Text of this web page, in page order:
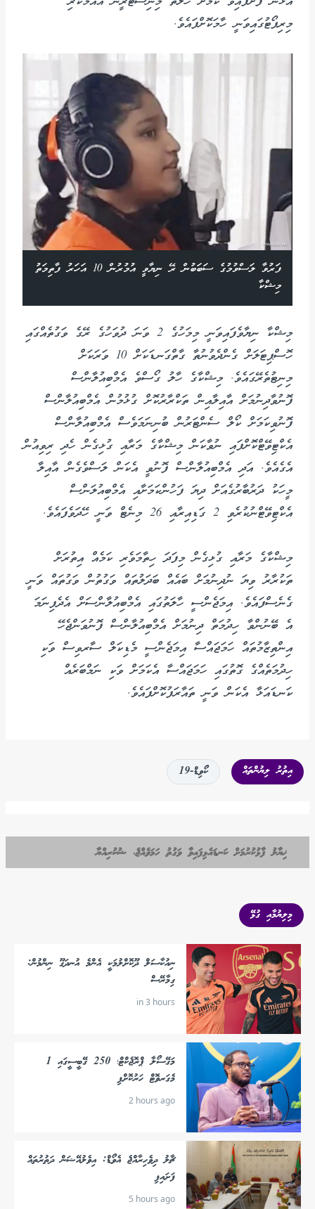
މިރިޕޯޓުގައިވަނީ ހާމަކޮށްފައެވެ.
ފަރުވާ ލަސްވުމުގެ ސަބަބުން ރޭ ނިޔާވީ އުމުރުން 10 އަހަރު ފާތިމަތު
މިޝްކާ
މިޝްކާ ނިޔާވެފައިވަނީ މިމަހުގެ 2 ވަނަ ދުވަހުގެ ރޭގެ ވަގުތެއްގައި
ހޮސްޕިޓަލަށް ގެންދެވުނުތާ ގާތްގަނޑަކަށް 10 ވަރަކަށް
މިނިޓުތެރޭގައެވެ. މިޝްކާގެ ހާލު ގޯސްވެ އެމްބިއުލާންސް
ފޮނުވާދިނުމަށް އާއިލާއިން ތަކްރާރުކޮށް ގުޅުމުން އެމްބިއުލާންސް
ފޮނުވިކަމަށް ކޯލް ސެންޓަރުން ބުނިނަމަވެސް އެމްބިއުލާންސް
އެކްޓިވޭޓްކޮށްފައި ނުވާކަން މިޝްކާގެ މަރާއި ގުޅިގެން ހެދި ރިވިއުން
އެގެއެވެ. އަދި އެމްބިއުލާންސް ފޮނުވީ އެކަން ލަސްވެގެން އާއިލާ
މީހަކު ދަރުބާރުގެއަށް ދިޔަ ފަހުންކަމަށާއި އެމްބިއުލަންސް
އެކްޓިވޭޓްނުކުރެވި 2 ގަޑިއިރާއި 26 މިނެޓް ވަނީ ހޭދަވެފައެވެ.
މިޝްކާގެ މަރާއި ގުޅިގެން މިފަދަ ހިތާމަވެރި ކަމެއް އިތުރަށް
ތަކުރާރު ވިޔަ ނުދިނުމަށް ބައެއް ބަދަލުތައް ވަގުތުން ވަގުތައް ވަނީ
ގެނެސްފައެވެ. އިމަޖެންސީ ހާލަތުގައި އެމްބިއުލާންސަށް އެދެފިނަމަ
އެ ބޭނުންވާ ހިދުމަތް ދިނުމަށް އެމްބިއުލާންސް ފޮނުވަންޖެހޭ
އިންތިޒާމުތައް ހަމަޖައްސާ އިމަޖެންސީ މެޑިކަލް ސާރވިސް ވަކި
ހިދުމަތެއްގެ ގޮތުގައި ހަމަޖައްސާ އެކަމަށް ވަކި ނަމްބަރެއް
ކަނޑައަޅާ އެކަން ވަނީ ތައާރަފުކޮށްފައެވެ.
އިތުރު ލިޔުންތައް ކޯވިޑް-19
ޚިޔާލު ފާޅުކުރުމަށް ކަނޑައެޅިފައިވާ ވަގުތު ހަމަވެއްޖެ، ޝުކުރިއްޔާ
މިލިޔުމާއި ގުޅޭ
ނިއުކާސަލް ދޫކޮށްލުމަކީ އެންމެ އުނދަގޫ ނިންމުން:
ގިމާރޭސް
in 3 hours
މަގޭސޯލާ ޕްރޮޖެކްޓް؛ 250 ގޭބީސީގައި 1
މެގަރވޮޓް ހަރުކޮށްފި
2 hours ago
ޗާލު ދިވެހިރާއްޖެ އެވޯޑް: އިވެލުއޭޝަން ދަތުރުތައް
ފަށައިފި
5 hours ago